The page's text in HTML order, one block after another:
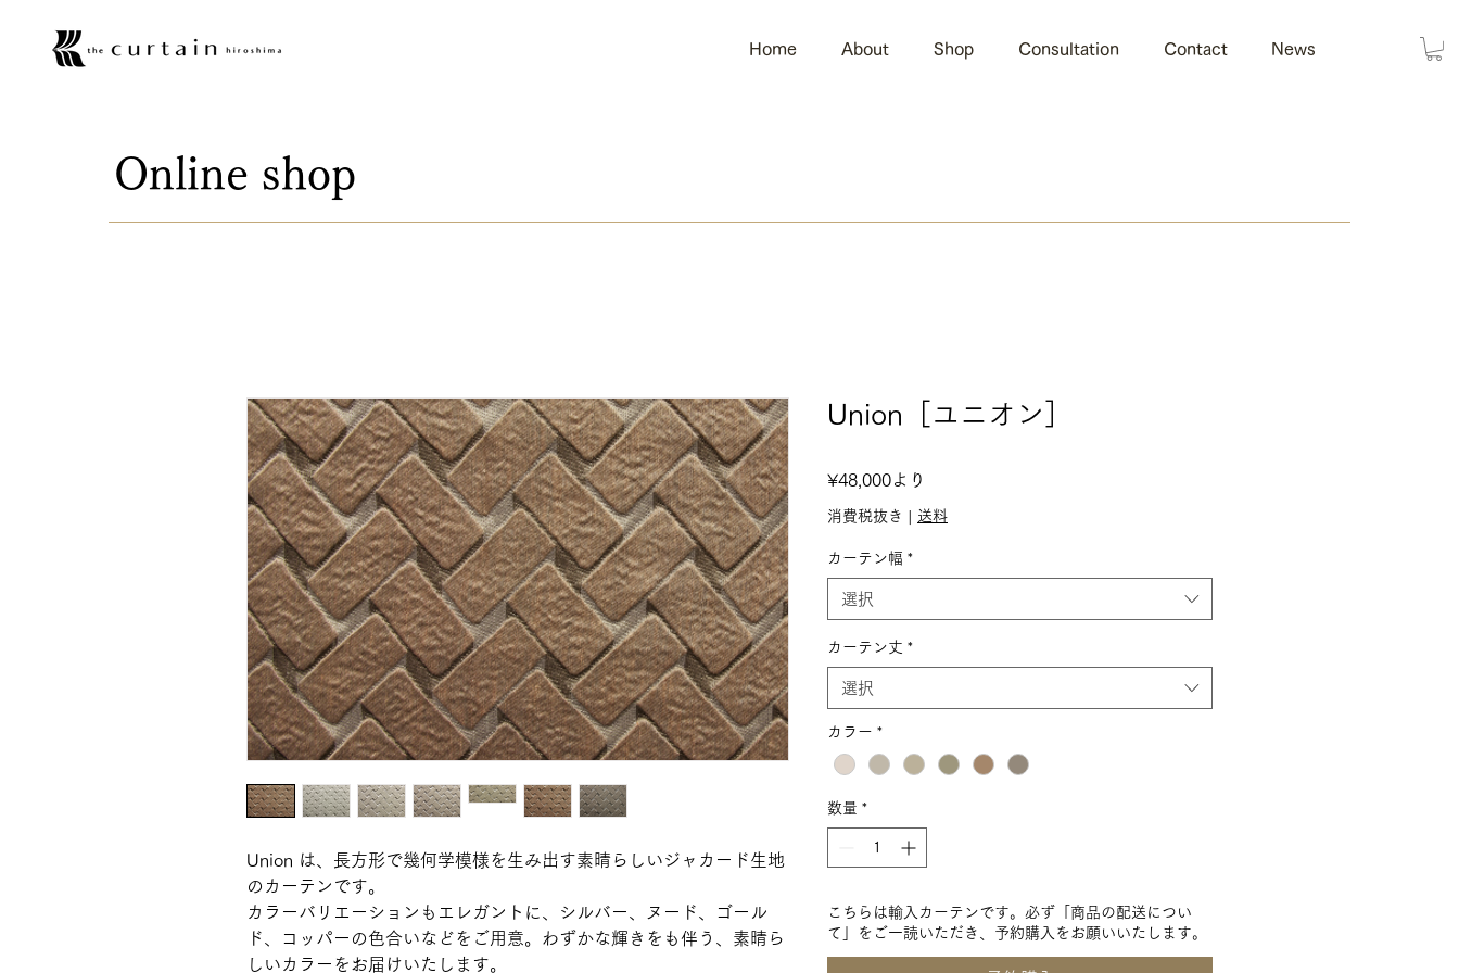
Home About Shop Consultation Contact News
Online shop
Union は、長方形で幾何学模様を生み出す素晴らしいジャカード生地
のカーテンです。
カラーバリエーションもエレガントに、シルバー、ヌード、ゴール
ド、コッパーの色合いなどをご用意。わずかな輝きをも伴う、素晴ら
しいカラーをお届けいたします。
Union［ユニオン］
¥48,000より
ー
価
格
消費税抜き | 送料
カーテン幅 *
選択
カーテン丈 *
選択
カラー *
数量 *
こちらは輸入カーテンです。必ず「商品の配送につい
て」をご一読いただき、予約購入をお願いいたします。